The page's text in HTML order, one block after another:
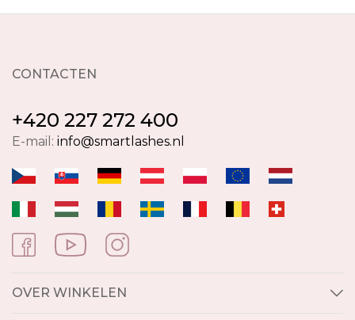
CONTACTEN
+420 227 272 400
E-mail: info@smartlashes.nl
OVER WINKELEN